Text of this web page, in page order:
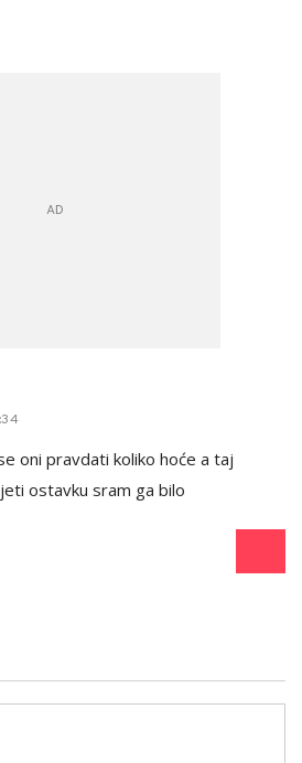
oni pravdati koliko hoće a taj
ostavku sram ga bilo